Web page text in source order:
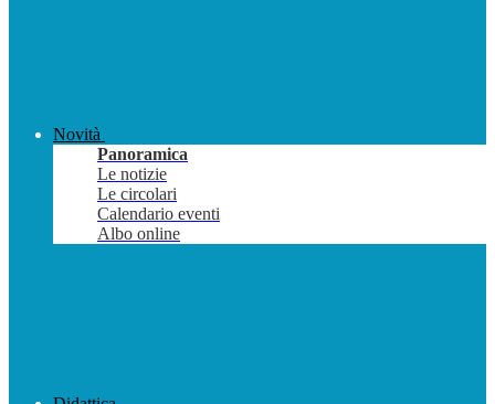
Novità
Panoramica
Le notizie
Le circolari
Calendario eventi
Albo online